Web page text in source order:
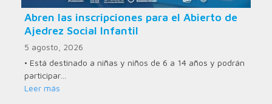
Abren las inscripciones para el Abierto de
Ajedrez Social Infantil
5 agosto, 2026
• Está destinado a niñas y niños de 6 a 14 años y podrán
participar…
Leer más